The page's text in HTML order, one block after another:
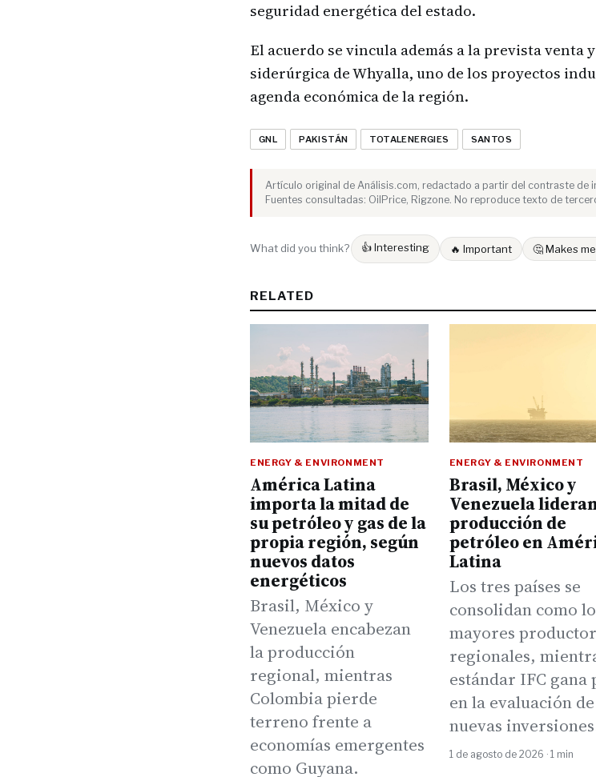
seguridad energética del estado.
El acuerdo se vincula además a la prevista
siderúrgica de Whyalla, uno de los proyectos
agenda económica de la región.
GNL PAKISTÁN TOTALENERGIES SANTOS
Artículo original de Análisis.com, redactado a partir del contraste de
Fuentes consultadas: OilPrice, Rigzone. No reproduce texto de
What did you think? 👍 Interesting 🔥 Important 🤔 Makes
RELATED
ENERGY & ENVIRONMENT
América Latina
importa la mitad de
su petróleo y gas de la
propia región, según
nuevos datos
energéticos
Brasil, México y
Venezuela encabezan
la producción
regional, mientras
Colombia pierde
terreno frente a
economías emergentes
como Guyana.
ENERGY & ENVIRONMENT
Brasil, México y
Venezuela
producción de
petróleo en
Latina
Los tres países se
consolidan como
mayores
regionales,
estándar IFC gana
en la evaluación de
nuevas
1 de agosto de 2026 · 1 min